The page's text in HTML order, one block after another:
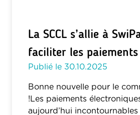
La SCCL s’allie à
faciliter les
Publié le 30.10.2025
Bonne nouvelle pour le
!Les paiements
aujourd’hui incontournables